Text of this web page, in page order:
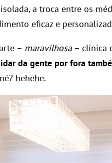
a troca entre os
eficaz e
– maravilhosa– clínica
da gente por fora
hehehe.